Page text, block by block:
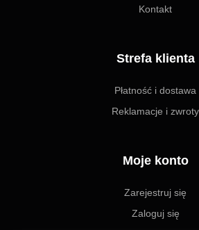
Kontakt
Strefa klienta
Płatność i dostawa
Reklamacje i zwroty
Moje konto
Zarejestruj się
Zaloguj się